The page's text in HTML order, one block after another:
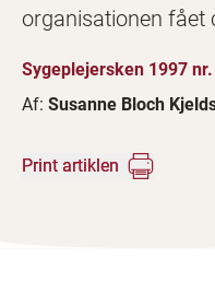
organisationen fået
Sygeplejersken 1997
Af: Susanne Bloch
Print artiklen